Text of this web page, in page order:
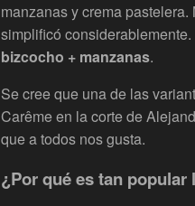
manzanas y crema
simplificó
bizcocho + manzanas.
Se cree que una de las
Carême en la corte de
que a todos nos gusta.
¿Por qué es tan